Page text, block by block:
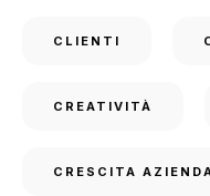
CLIENTI
CREATIVITÀ
CRESCITA